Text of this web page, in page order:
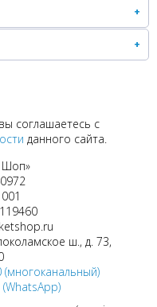
соглашаетесь с
данного сайта.
ш., д. 73,